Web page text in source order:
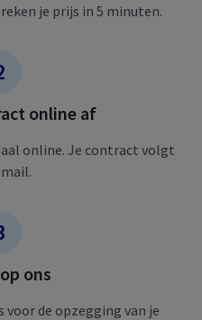
je prijs in 5 minuten.​
​online af​
online. Je contract volgt
ons​
de opzegging van je